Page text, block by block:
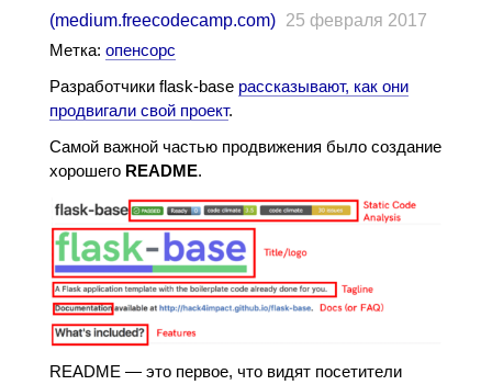
(medium.freecodecamp.com)
25 февраля 2017
Метка: опенсорс
Разработчики flask-base рассказывают, как они
продвигали свой проект.
Самой важной частью продвижения было создание
хорошего README.
README — это первое, что видят посетители